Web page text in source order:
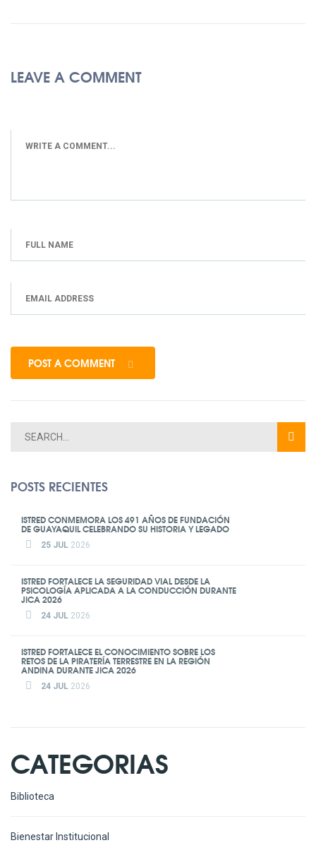
LEAVE A COMMENT
POST A COMMENT
POSTS RECIENTES
ISTRED CONMEMORA LOS 491 AÑOS DE FUNDACIÓN
DE GUAYAQUIL CELEBRANDO SU HISTORIA Y LEGADO
25 JUL 2026
ISTRED FORTALECE LA SEGURIDAD VIAL DESDE LA
PSICOLOGÍA APLICADA A LA CONDUCCIÓN DURANTE
JICA 2026
24 JUL 2026
ISTRED FORTALECE EL CONOCIMIENTO SOBRE LOS
RETOS DE LA PIRATERÍA TERRESTRE EN LA REGIÓN
ANDINA DURANTE JICA 2026
24 JUL 2026
CATEGORIAS
Biblioteca
Bienestar Institucional